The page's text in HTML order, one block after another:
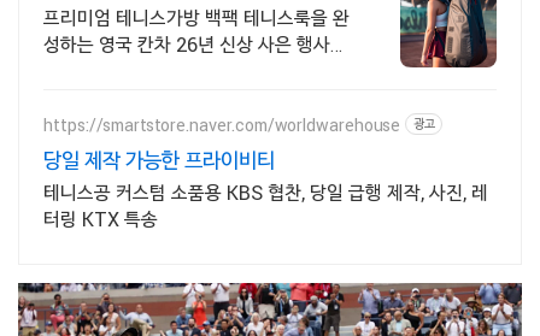
스 브랜드
프리미엄 테니스가방 백팩 테니스룩을 완
성하는 영국 칸차 26년 신상 사은 행사중!
https://smartstore.naver.com/worldwarehouse 광고
당일 제작 가능한 프라이비티
테니스공 커스텀 소품용 KBS 협찬, 당일 급행 제작, 사진, 레
터링 KTX 특송